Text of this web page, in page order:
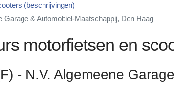
(beschrijvingen)
Garage & Automobiel-Maatschappij, Den Haag
motorfietsen en
- N.V. Algemeene